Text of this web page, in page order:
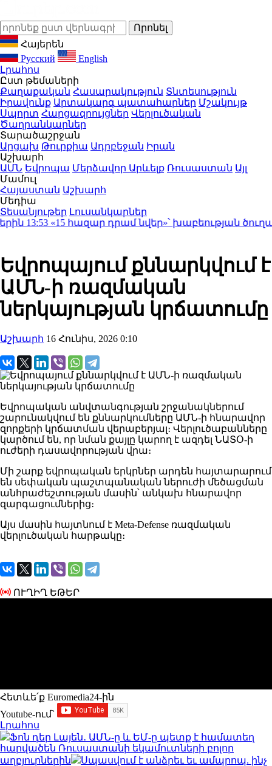
Հայերեն
Русский
English
Լրահոս
Ըստ թեմաների
Քաղաքական Հասարակություն Տնտեսություն
Իրավունք Արտակարգ պատահարներ Մշակույթ
Սպորտ Հարցազրույցներ Վերլուծական
Ծաղրանկարներ
Տարածաշրջան
Արցախ Թուրքիա Ադրբեջան Իրան
Աշխարհ
ԱՄՆ Եվրոպա Մերձավոր Արևելք Ռուսաստան Այլ
Մամուլ
Հայաստան Աշխարհ
Մեդիա
Տեսանյութեր Լուսանկարներ
13:53«15 հազար դրամ նվեր»՝ խաբեության ծուղակ․
Եվրոպայում քննարկվում է
ԱՄՆ-ի ռազմական
ներկայության կրճատումը
Աշխարհ 16 Հունիս, 2026 0:10
Եվրոպական անվտանգության շրջանակներում
շարունակվում են քննարկումները ԱՄՆ-ի հնարավոր
զորքերի կրճատման վերաբերյալ։ Վերլուծաբանները
կարծում են, որ նման քայլը կարող է ազդել ՆԱՏՕ-ի
ուժերի դասավորության վրա։
Մի շարք եվրոպական երկրներ արդեն հայտարարում
են սեփական պաշտպանական ներուժի մեծացման
անհրաժեշտության մասին՝ անկախ հնարավոր
զարգացումներից։
Այս մասին հայտնում է Meta-Defense ռազմական
վերլուծական հարթակը։
ՈՒՂԻՂ ԵԹԵՐ
Հետևե՛ք Euromedia24-ին
Youtube-ում`
Լրահոս
Ֆոն դեր Լայեն․ ԱՄՆ-ը և ԵՄ-ը պետք է համատեղ
հարվածեն Ռուսաստանի եկամուտների բոլոր
աղբյուրներին
Սպասվում է անձրեւ եւ ամպրոպ. ինչ